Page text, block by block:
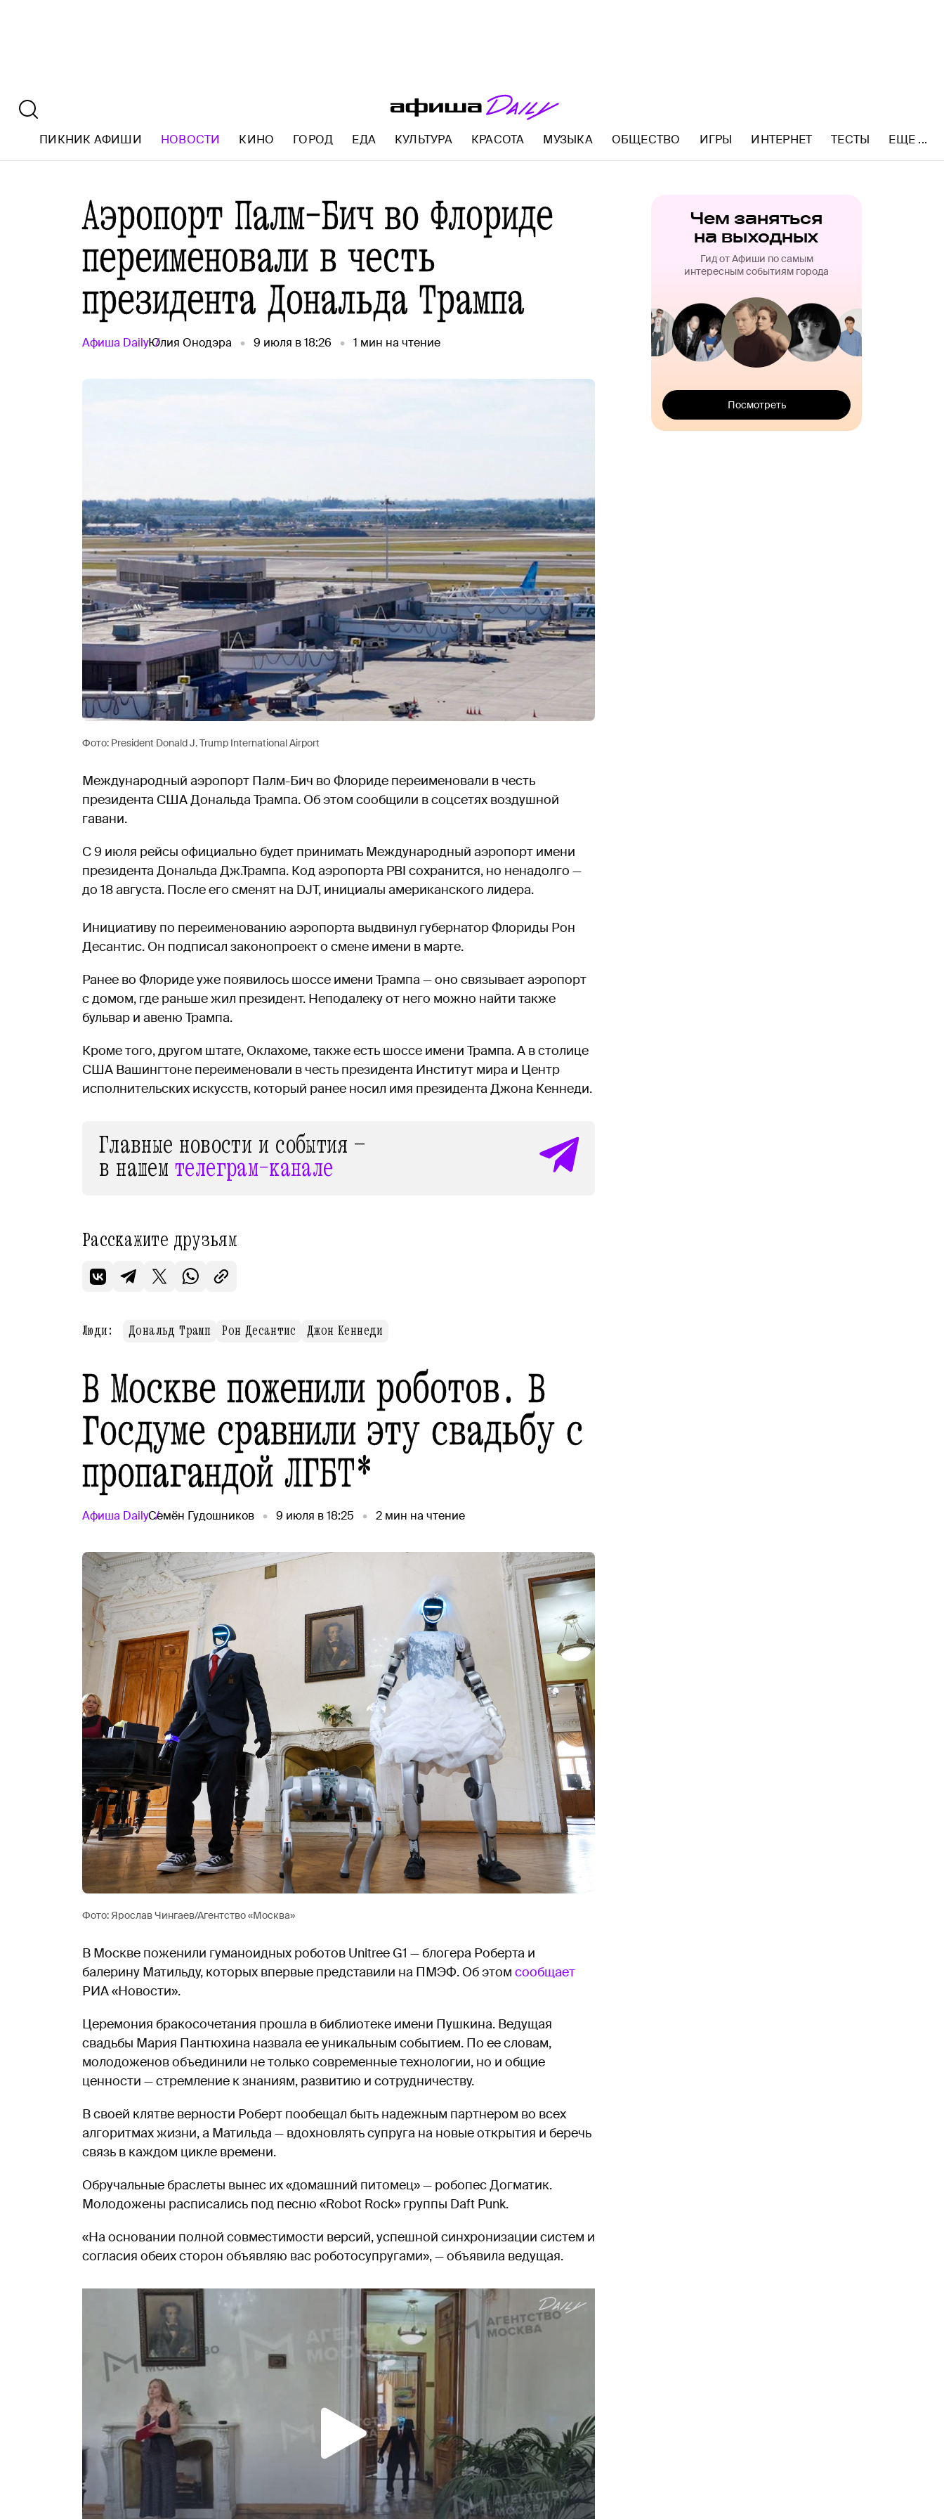
ПИКНИК АФИШИ НОВОСТИ КИНО ГОРОД ЕДА КУЛЬТУРА КРАСОТА МУЗЫКА ОБЩЕСТВО ИГРЫ ИНТЕРНЕТ
ТЕСТЫ
AFISHA.RU
ЕЩЕ ...
Чем заняться
на выходных
Гид от Афиши по самым
интересным событиям города
Посмотреть
Аэропорт Палм-Бич во Флориде
переименовали в честь
президента Дональда Трампа
Афиша DailyЮлия Онодэра 9 июля в 18:26 1 мин на чтение
Фото: President Donald J. Trump International Airport
Международный аэропорт Палм-Бич во Флориде переименовали в честь
президента США Дональда Трампа. Об этом сообщили в соцсетях воздушной
гавани.
С 9 июля рейсы официально будет принимать Международный аэропорт имени
президента Дональда Дж.Трампа. Код аэропорта PBI сохранится, но ненадолго —
до 18 августа. После его сменят на DJT, инициалы американского лидера.
Инициативу по переименованию аэропорта выдвинул губернатор Флориды Рон
Десантис. Он подписал законопроект о смене имени в марте.
Ранее во Флориде уже появилось шоссе имени Трампа — оно связывает аэропорт
с домом, где раньше жил президент. Неподалеку от него можно найти также
бульвар и авеню Трампа.
Кроме того, другом штате, Оклахоме, также есть шоссе имени Трампа. А в столице
США Вашингтоне переименовали в честь президента Институт мира и Центр
исполнительских искусств, который ранее носил имя президента Джона Кеннеди.
Главные новости и события —
в нашемтелеграм-канале
Расскажите друзьям
Люди: Дональд Трамп Рон Десантис Джон Кеннеди
В Москве поженили роботов. В
Госдуме сравнили эту свадьбу с
пропагандой ЛГБТ*
Афиша DailyСемён Гудошников 9 июля в 18:25 2 мин на чтение
Фото: Ярослав Чингаев/Агентство «Москва»
В Москве поженили гуманоидных роботов Unitree G1 — блогера Роберта и
балерину Матильду, которых впервые представили на ПМЭФ. Об этом сообщает
РИА «Новости».
Церемония бракосочетания прошла в библиотеке имени Пушкина. Ведущая
свадьбы Мария Пантюхина назвала ее уникальным событием. По ее словам,
молодоженов объединили не только современные технологии, но и общие
ценности — стремление к знаниям, развитию и сотрудничеству.
В своей клятве верности Роберт пообещал быть надежным партнером во всех
алгоритмах жизни, а Матильда — вдохновлять супруга на новые открытия и беречь
связь в каждом цикле времени.
Обручальные браслеты вынес их «домашний питомец» — робопес Догматик.
Молодожены расписались под песню «Robot Rock» группы Daft Punk.
«На основании полной совместимости версий, успешной синхронизации систем и
согласия обеих сторон объявляю вас роботосупругами», — объявила ведущая.